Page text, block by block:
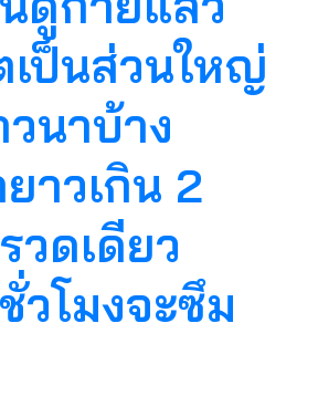
ป็นส่วนใหญ่
นาบ้าง
าวเกิน 2
วดเดียว
วโมงจะซึม